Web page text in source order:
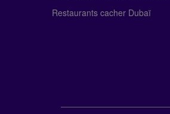
Restaurants cacher Dubaï